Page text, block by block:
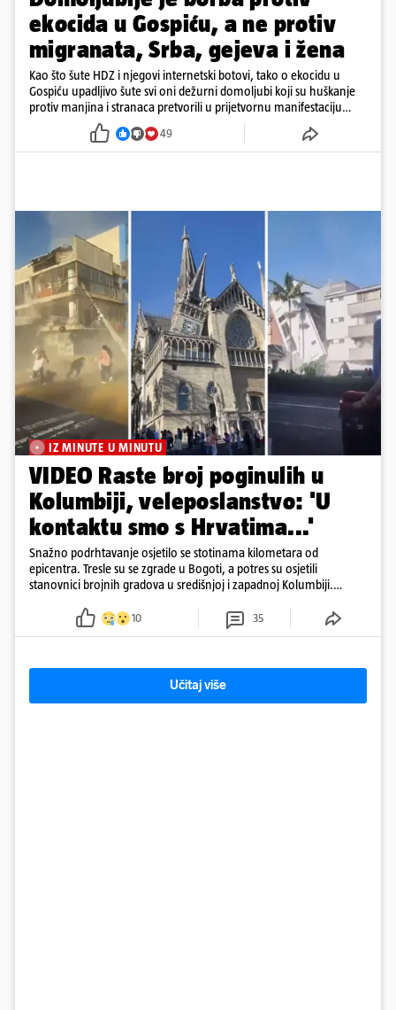
ekocida u Gospiću, a ne protiv
migranata, Srba, gejeva i žena
Kao što šute HDZ i njegovi internetski botovi, tako o ekocidu u
Gospiću upadljivo šute svi oni dežurni domoljubi koji su huškanje
protiv manjina i stranaca pretvorili u prijetvornu manifestaciju
ljubavi prema domovini.
49
IZ MINUTE U MINUTU
VIDEO Raste broj poginulih u
Kolumbiji, veleposlanstvo: 'U
kontaktu smo s Hrvatima...'
Snažno podrhtavanje osjetilo se stotinama kilometara od
epicentra. Tresle su se zgrade u Bogoti, a potres su osjetili
stanovnici brojnih gradova u središnjoj i zapadnoj Kolumbiji.
10 35
Učitaj više